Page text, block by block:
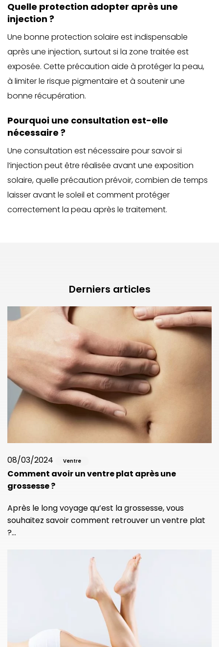
Quelle protection adopter après une
injection ?
Une bonne protection solaire est indispensable
après une injection, surtout si la zone traitée est
exposée. Cette précaution aide à protéger la peau,
à limiter le risque pigmentaire et à soutenir une
bonne récupération.
Pourquoi une consultation est-elle
nécessaire ?
Une consultation est nécessaire pour savoir si
l’injection peut être réalisée avant une exposition
solaire, quelle précaution prévoir, combien de temps
laisser avant le soleil et comment protéger
correctement la peau après le traitement.
Derniers articles
08/03/2024 Ventre
Comment avoir un ventre plat après une
grossesse ?
Après le long voyage qu’est la grossesse, vous
souhaitez savoir comment retrouver un ventre plat
?…